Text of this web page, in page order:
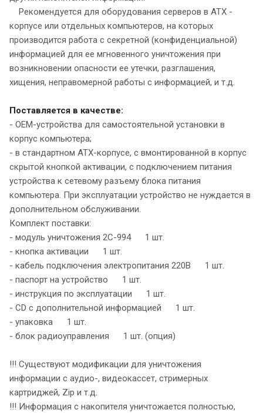
Рекомендуется для оборудования серверов в АТХ -
корпусе или отдельных компьютеров, на которых
производится работа с секретной (конфиденциальной)
информацией для ее мгновенного уничтожения при
возникновении опасности ее утечки, разглашения,
хищения, неправомерной работы с информацией, и т.д.
Поставляется в качестве:
- OEM-устройства для самостоятельной установки в
корпус компьютера;
- в стандартном ATX-корпусе, с вмонтированной в корпус
скрытой кнопкой активации, с подключением питания
устройства к сетевому разъему блока питания
компьютера. При эксплуатации устройство не нуждается в
дополнительном обслуживании.
Комплект поставки:
- модуль уничтожения 2С-994 1 шт.
- кнопка активации 1 шт.
- кабель подключения электропитания 220В 1 шт.
- паспорт на устройство 1 шт.
- инструкция по эксплуатации 1 шт.
- CD с дополнительной информацией 1 шт.
- упаковка 1 шт.
- блок радиоуправления 1 шт. (опция)
!!! Существуют модификации для уничтожения
информации с аудио-, видеокассет, стримерных
картриджей, Zip и т.д.
!!! Информация с накопителя уничтожается полностью,